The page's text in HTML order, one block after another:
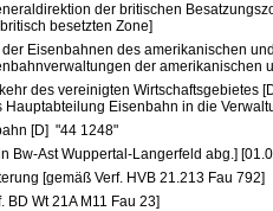
der britischen
besetzten Zone]
Eisenbahnen des amerikanischen
der amerikanischen
des vereinigten Wirtschaftsgebietes
Eisenbahn in die
[D] "44 1248"
Bw-Ast Wuppertal-Langerfeld abg.]
[gemäß Verf. HVB 21.213 Fau 792]
BD Wt 21A M11 Fau 23]